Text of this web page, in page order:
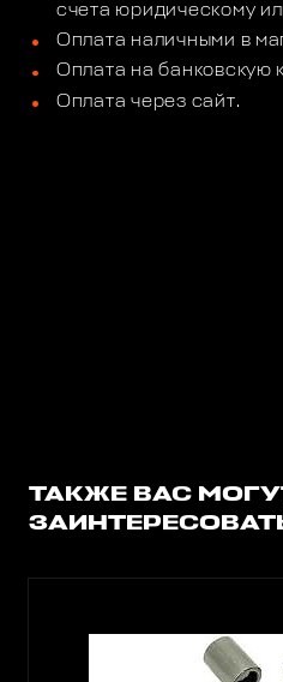
счета юридическому
Оплата наличными в
Оплата на банковскую
Оплата через сайт.
ТАКЖЕ ВАС